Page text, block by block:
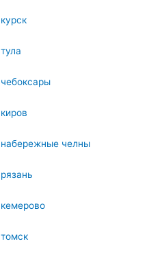
курск
тула
чебоксары
киров
набережные челны
рязань
кемерово
томск